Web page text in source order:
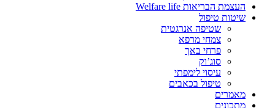
העצמת הבריאות Welfare life
שיטות טיפול
שטיפה אנרגטית
צמחי מרפא
פרחי באך
סוג’וק
עיסוי לימפתי
טיפול בכאבים
מאמרים
מתכונים